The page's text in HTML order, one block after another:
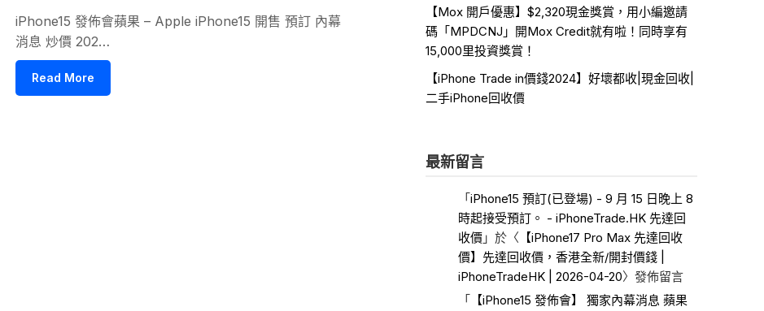
iPhone15 發佈會蘋果 – Apple iPhone15 開售 預訂 內幕
消息 炒價 202…
Read More
【Mox 開戶優惠】$2,320現金獎賞，用小編邀請
碼「MPDCNJ」開Mox Credit就有啦！同時享有
15,000里投資獎賞！
【iPhone Trade in價錢2024】好壞都收|現金回收|
二手iPhone回收價
最新留言
「 iPhone15 預訂(已登場) - 9 月 15 日晚上 8
時起接受預訂。 - iPhoneTrade.HK 先達回
收價」於〈 【iPhone17 Pro Max 先達回收
價】先達回收價，香港全新/開封價錢 |
iPhoneTradeHK | 2026-04-20〉發佈留言
「
【iPhone15 發佈會】 獨家內幕消息 蘋果